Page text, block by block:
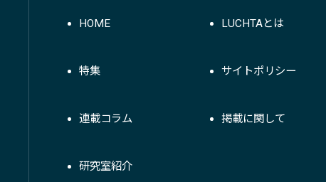
HOME
特集
連載コラム
研究室紹介
LUCHTAとは
サイトポリシー
掲載に関して